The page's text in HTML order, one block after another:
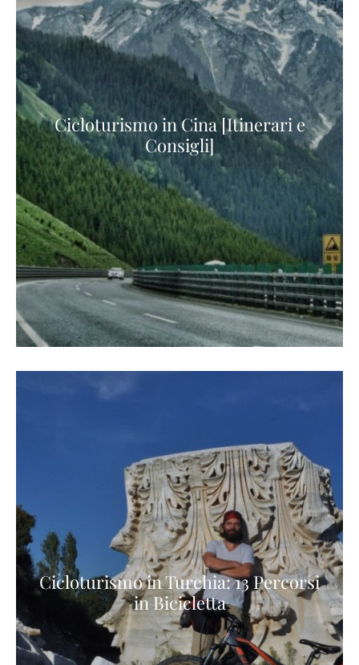
Cicloturismo in Cina [Itinerari e
Consigli]
Cicloturismo in Turchia: 13 Percorsi
in Bicicletta